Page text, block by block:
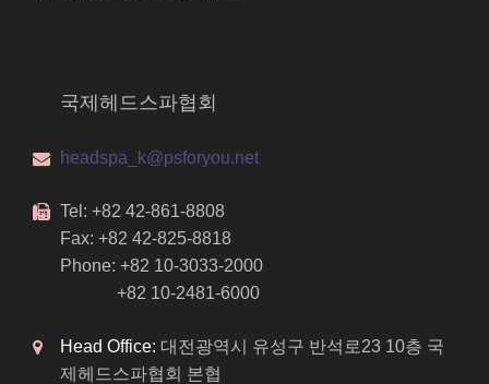
국제헤드스파협회
headspa_k@psforyou.net
Tel: +82 42-861-8808
Fax: +82 42-825-8818
Phone: +82 10-3033-2000
+82 10-2481-6000
Head Office: 대전광역시 유성구 반석로23 10층 국
제헤드스파협회 본협